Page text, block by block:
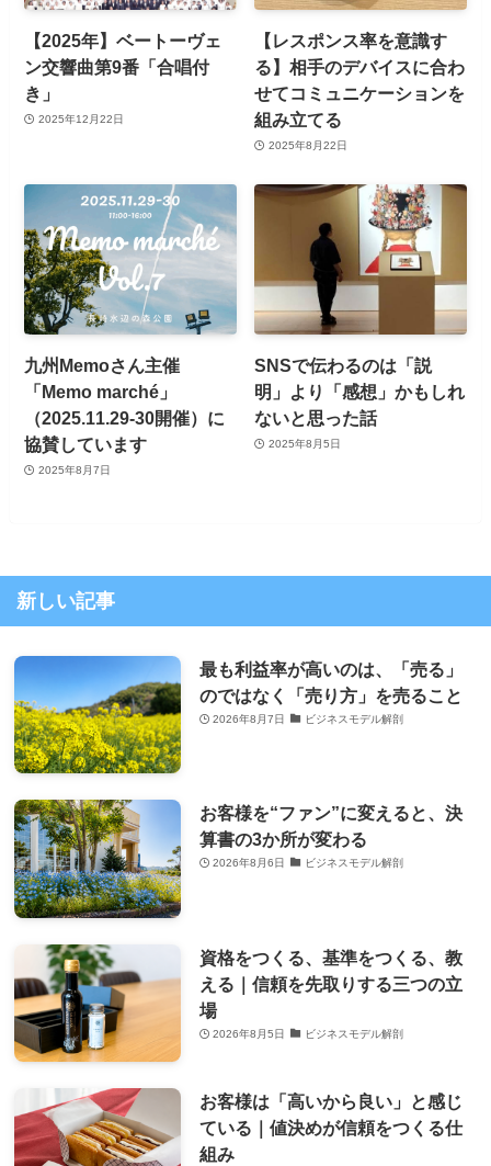
【2025年】ベートーヴェ
ン交響曲第9番「合唱付
き」
2025年12月22日
【レスポンス率を意識す
る】相手のデバイスに合わ
せてコミュニケーションを
組み立てる
2025年8月22日
九州Memoさん主催
「Memo marché」
（2025.11.29-30開催）に
協賛しています
2025年8月7日
SNSで伝わるのは「説
明」より「感想」かもしれ
ないと思った話
2025年8月5日
新しい記事
最も利益率が高いのは、「売る」
のではなく「売り方」を売ること
2026年8月7日 ビジネスモデル解剖
お客様を“ファン”に変えると、決
算書の3か所が変わる
2026年8月6日 ビジネスモデル解剖
資格をつくる、基準をつくる、教
える｜信頼を先取りする三つの立
場
2026年8月5日 ビジネスモデル解剖
お客様は「高いから良い」と感じ
ている｜値決めが信頼をつくる仕
組み